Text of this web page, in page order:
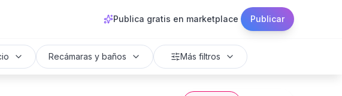
Publica gratis en marketplace Publicar
Recámaras y baños Más filtros